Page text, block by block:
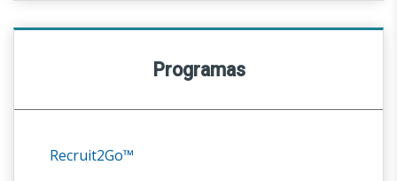
Programas
Recruit2Go™